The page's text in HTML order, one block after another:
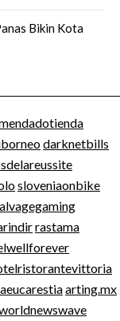
Bikin Kota
darknetbills
sloveniaonbike
rastama
arting.mx